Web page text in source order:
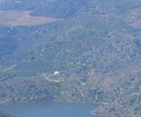
como
de la Ruta
Rueda